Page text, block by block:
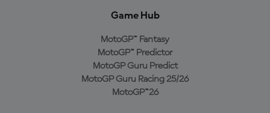
Game Hub
MotoGP™ Fantasy
MotoGP™ Predictor
MotoGP Guru Predict
MotoGP Guru Racing 25/26
MotoGP™26